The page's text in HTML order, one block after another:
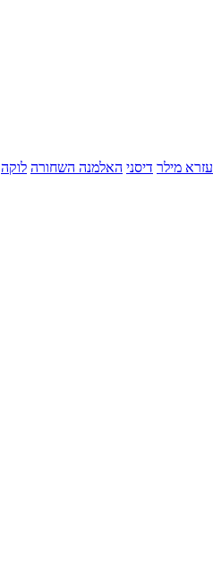
עזרא מילר דיסני האלמנה השחורה לוקה